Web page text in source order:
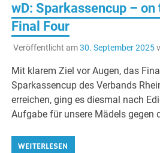
wD: Sparkassencup – on
Final Four
Veröffentlicht am30. September 2025
Mit klarem Ziel vor Augen, das
Sparkassencup des Verbands
erreichen, ging es diesmal nach
Aufgabe für unsere Mädels gegen
WEITERLESEN